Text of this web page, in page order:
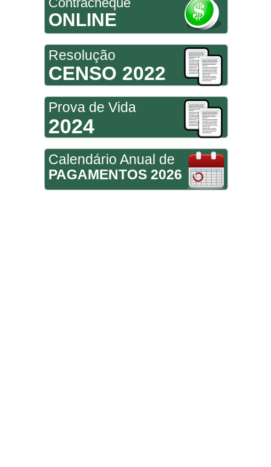
ONLINE
Resolução
CENSO 2022
Prova de Vida
2024
Calendário Anual de
PAGAMENTOS 2026